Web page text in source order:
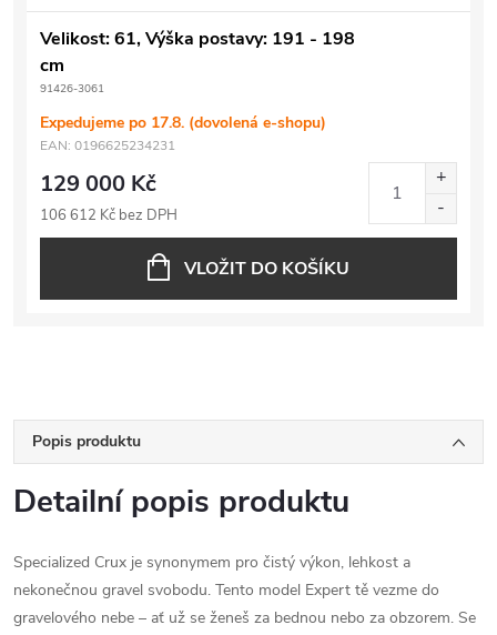
Velikost: 61, Výška postavy: 191 - 198
cm
91426-3061
Expedujeme po 17.8. (dovolená e-shopu)
EAN: 0196625234231
129 000 Kč
106 612 Kč bez DPH
VLOŽIT DO KOŠÍKU
Popis produktu
Detailní popis produktu
Specialized Crux je synonymem pro čistý výkon, lehkost a
nekonečnou gravel svobodu. Tento model Expert tě vezme do
gravelového nebe – ať už se ženeš za bednou nebo za obzorem. Se